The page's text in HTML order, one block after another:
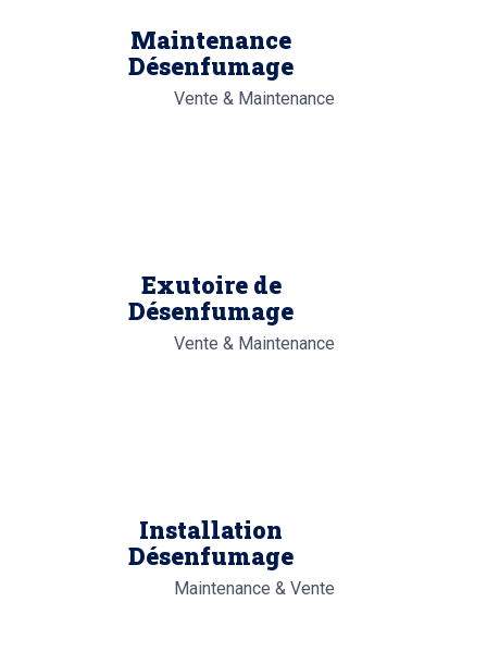
Maintenance
Désenfumage
Vente & Maintenance
Exutoire de
Désenfumage
Vente & Maintenance
Installation
Désenfumage
Maintenance & Vente